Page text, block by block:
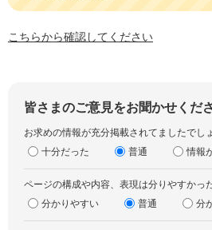
こちらから確認してください
皆さまのご意見をお聞かせくだ
お求めの情報が充分掲載されてましたでし
十分だった
普通 情報
ページの構成や内容、表現は分りやすかっ
分かりやすい
普通 分